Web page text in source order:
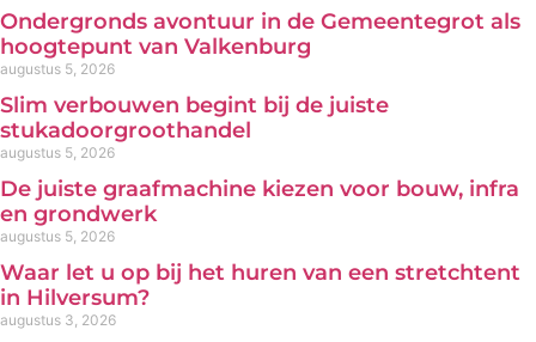
Ondergronds avontuur in de Gemeentegrot als
hoogtepunt van Valkenburg
augustus 5, 2026
Slim verbouwen begint bij de juiste
stukadoorgroothandel
augustus 5, 2026
De juiste graafmachine kiezen voor bouw, infra
en grondwerk
augustus 5, 2026
Waar let u op bij het huren van een stretchtent
in Hilversum?
augustus 3, 2026